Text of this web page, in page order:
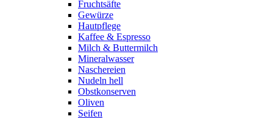
Fruchtsäfte
Gewürze
Hautpflege
Kaffee & Espresso
Milch & Buttermilch
Mineralwasser
Naschereien
Nudeln hell
Obstkonserven
Oliven
Seifen